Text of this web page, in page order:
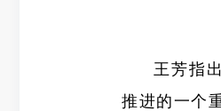
王芳指
推进的一个